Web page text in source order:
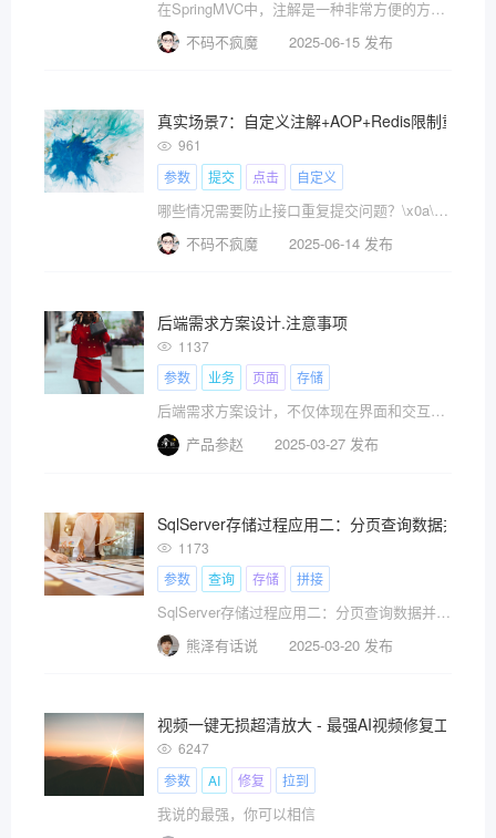
在SpringMVC中，注解是一种非常方便的方式来配置和扩展应用程序。本文将介绍SpringMVC中常用的注解，并给出企业最热门的注解排名榜。
不码不疯魔
2025-06-15 发布
真实场景7：自定义注解+AOP+Redis限制重复提
961
参数
提交 点击 自定义
哪些情况需要防止接口重复提交问题？\x0a\x0a1、用户多次点击按钮\x0a\x0a2、用户页面回退再次提交\x0a\x0a3、微服务互相调用，由于网络问题，导致请求失败，feign触发重试机制\x0a\x0a4、其他业务情况\x0a\x0a企业普适性方案：自定义注解+AOP+Redis
不码不疯魔
2025-06-14 发布
后端需求方案设计.注意事项
1137
参数
业务 页面 存储
后端需求方案设计，不仅体现在界面和交互的定义上，更体现在逻辑规则与整体架构的契合度上。好的后端方案应该统筹数
产品参赵
2025-03-27 发布
SqlServer存储过程应用二：分页查询数据并动态
1173
参数
查询 存储 拼接
SqlServer存储过程应用二：分页查询数据并动态拼接where条件。
熊泽有话说
2025-03-20 发布
视频一键无损超清放大 - 最强AI视频修复工具
6247
参数
AI 修复 拉到
我说的最强，你可以相信